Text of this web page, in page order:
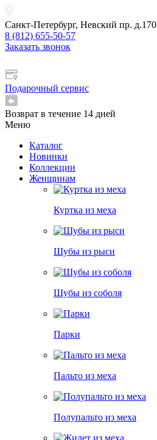
Санкт-Петербург, Невский пр. д.170
8 (812) 655-50-57
Заказать звонок
Подарочный сервис
Возврат в течение 14 дней
Меню
Каталог
Новинки
Коллекции
Женщинам
Куртка из меха
Шубы из рыси
Шубы из соболя
Парки
Пальто из меха
Полупальто из меха